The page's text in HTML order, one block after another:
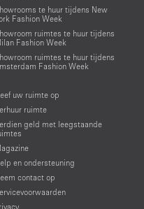
te huur tijdens New
Fashion Week
ruimtes te huur tijdens
Fashion Week
ruimtes te huur tijdens
Fashion Week
uw ruimte op
ruimte
geld met leegstaande
en ondersteuning
contact op